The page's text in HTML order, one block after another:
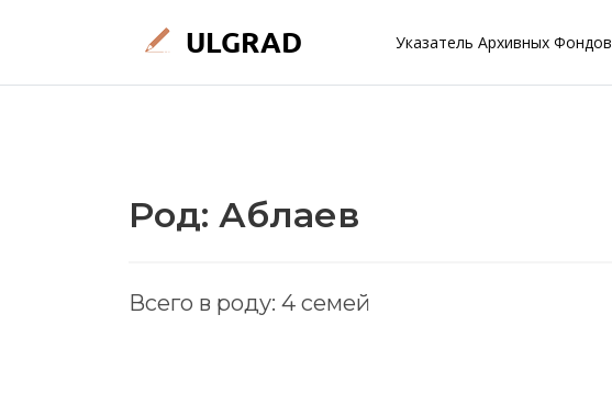
Указатель Архивных Фондов
Род: Аблаев
Всего в роду: 4 семей